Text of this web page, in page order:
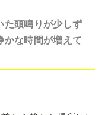
た頭鳴りが少しず
かな時間が増えて